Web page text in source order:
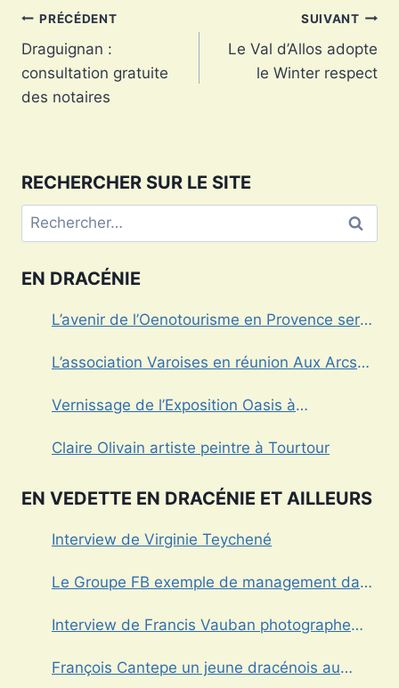
Navigation
de
l’article
PRÉCÉDENT
Draguignan :
consultation gratuite
des notaires
SUIVANT
Le Val d’Allos adopte
le Winter respect
RECHERCHER SUR LE SITE
Rechercher :
EN DRACÉNIE
L’avenir de l’Oenotourisme en Provence sera-
L’association Varoises en réunion Aux Arcs
Vernissage de l’Exposition Oasis à
Claire Olivain artiste peintre à Tourtour
EN VEDETTE EN DRACÉNIE ET AILLEURS
Interview de Virginie Teychené
Le Groupe FB exemple de management dans
Interview de Francis Vauban photographe
François Cantepe un jeune dracénois au